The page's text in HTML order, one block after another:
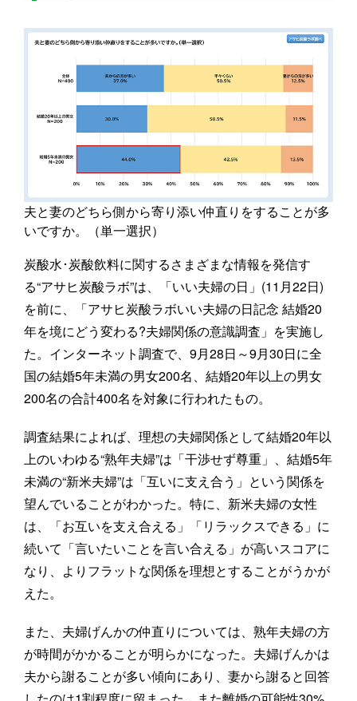
夫と妻のどちら側から寄り添い仲直りをすることが多
いですか。（単一選択）
炭酸水･炭酸飲料に関するさまざまな情報を発信す
る“アサヒ炭酸ラボ”は、「いい夫婦の日」(11月22日)
を前に、「アサヒ炭酸ラボいい夫婦の日記念 結婚20
年を境にどう変わる?夫婦関係の意識調査」を実施し
た。インターネット調査で、9月28日～9月30日に全
国の結婚5年未満の男女200名、結婚20年以上の男女
200名の合計400名を対象に行われたもの。
調査結果によれば、理想の夫婦関係として結婚20年以
上のいわゆる“熟年夫婦”は「干渉せず尊重」、結婚5年
未満の“新米夫婦”は「互いに支え合う」という関係を
望んでいることがわかった。特に、新米夫婦の女性
は、「お互いを支え合える」「リラックスできる」に
続いて「言いたいことを言い合える」が高いスコアに
なり、よりフラットな関係を理想とすることがうかが
えた。
また、夫婦げんかの仲直りについては、熟年夫婦の方
が時間がかかることが明らかになった。夫婦げんかは
夫から謝ることが多い傾向にあり、妻から謝ると回答